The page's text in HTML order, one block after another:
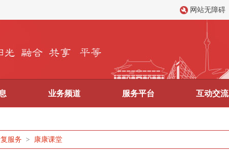
网站无障碍
业务频道 服务平台 互动交流
服务 > 康康课堂